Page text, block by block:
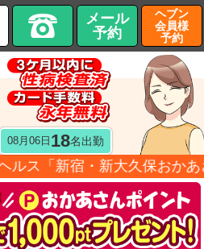
宿・新大久保おかあさん」/
08月06日 18名出勤
メール
予約
ヘブン
会員様
予約